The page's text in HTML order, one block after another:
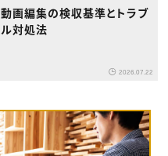
動画編集の検収基準とトラブ
ル対処法
2026.07.22